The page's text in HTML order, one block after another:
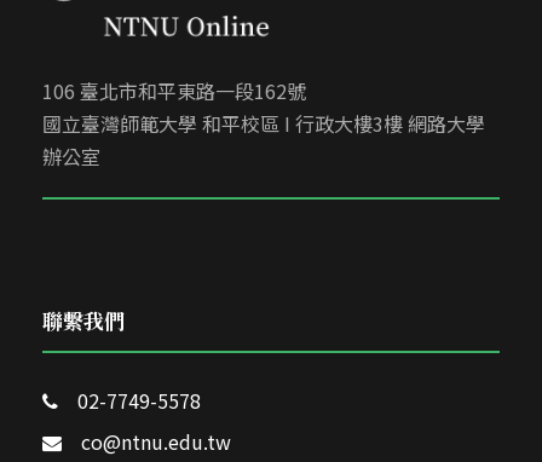
106 臺北市和平東路一段162號
國立臺灣師範大學 和平校區 I 行政大樓3樓 網路大學
辦公室
聯繫我們
02-7749-5578
co@ntnu.edu.tw